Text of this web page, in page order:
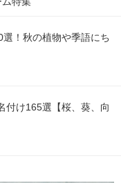
！秋の植物や季語にち
付け165選【桜、葵、向